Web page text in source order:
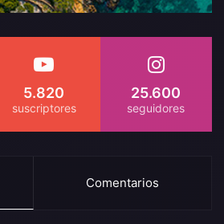
5.820 25.600
Comentarios